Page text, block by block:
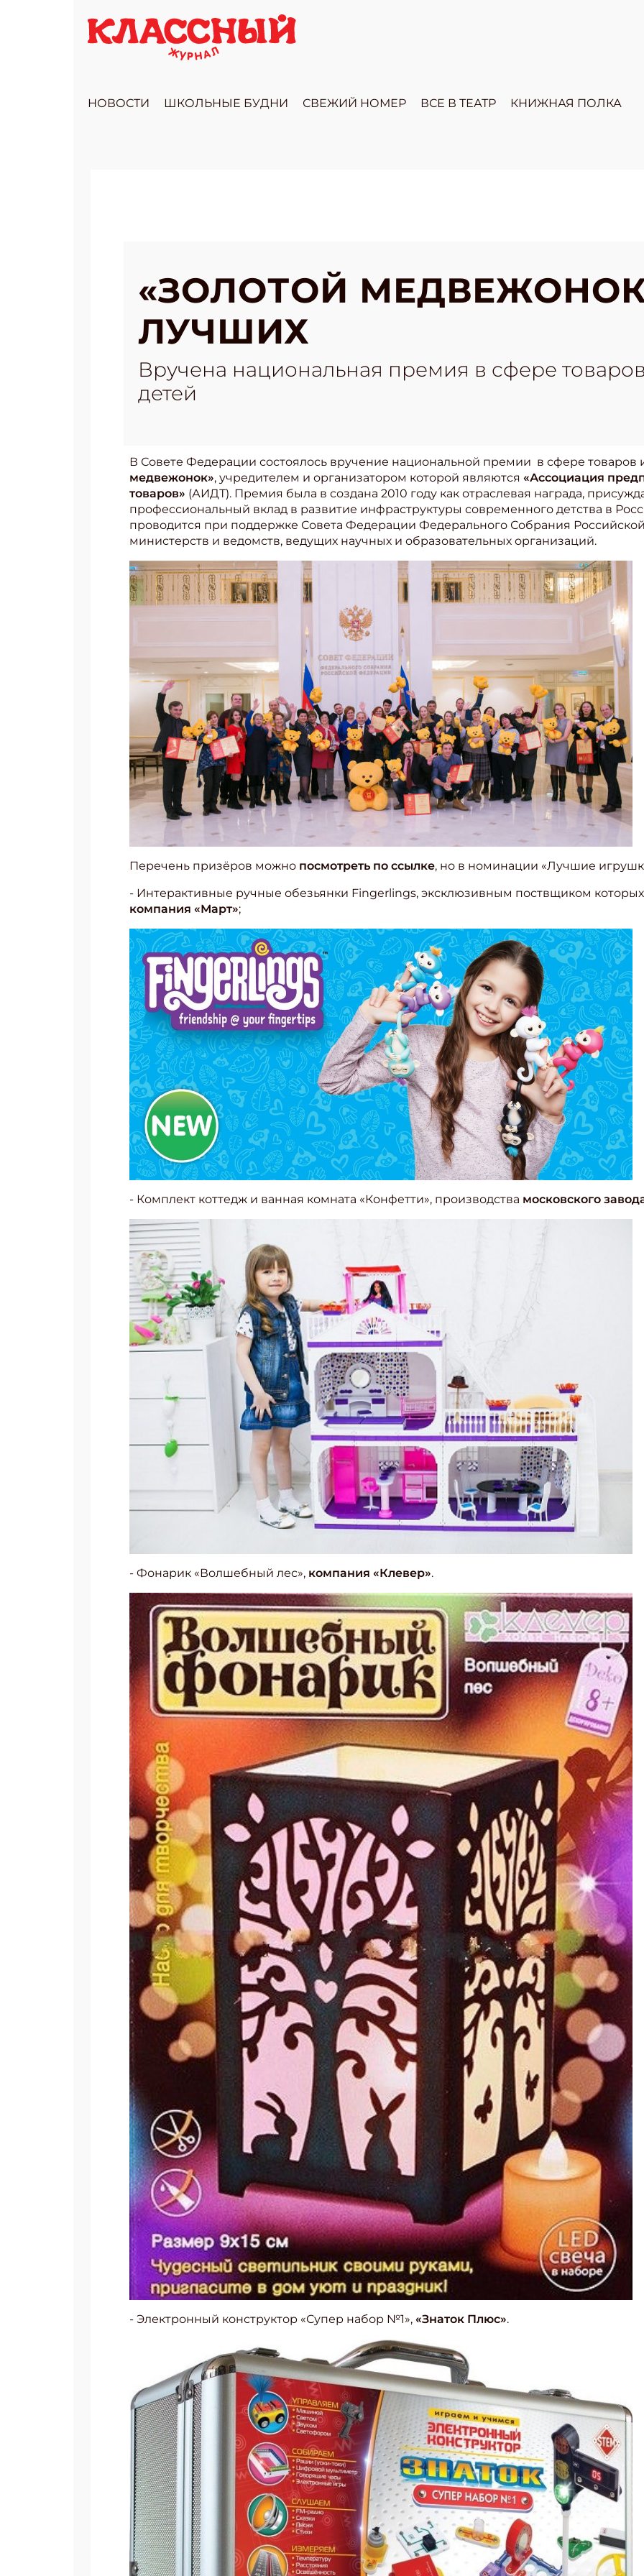
НОВОСТИ ШКОЛЬНЫЕ БУДНИ СВЕЖИЙ НОМЕР ВСЕ В ТЕАТР КНИЖНАЯ ПОЛКА
«ЗОЛОТОЙ
ЛУЧШИХ
Вручена национальная премия в сфере товаров
детей
В Совете Федерации состоялось вручение национальной премии в сфере товаров
медвежонок», учредителем и организатором которой являются «Ассоциация
товаров» (АИДТ). Премия была в создана 2010 году как отраслевая награда,
профессиональный вклад в развитие инфраструктуры современного детства в
проводится при поддержке Совета Федерации Федерального Собрания
министерств и ведомств, ведущих научных и образовательных организаций.
Перечень призёров можно посмотреть по ссылке, но в номинации «Лучшие
- Интерактивные ручные обезьянки Fingerlings, эксклюзивным поствщиком
компания «Март»;
- Комплект коттедж и ванная комната «Конфетти», производства московского
- Фонарик «Волшебный лес», компания «Клевер».
- Электронный конструктор «Супер набор №1», «Знаток Плюс».
Укажите имя
Укажите Ваш Email
ЗАКРЫТЬ